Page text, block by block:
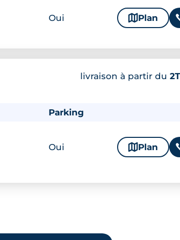
Oui 🗞 Plan
livraison à partir du
Parking
Oui 🗞 Plan